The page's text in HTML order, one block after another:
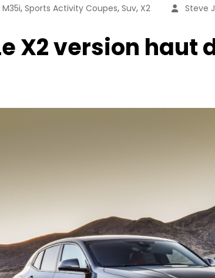
M35i, Sports Activity Coupes, Suv, X2 Steve
X2 version